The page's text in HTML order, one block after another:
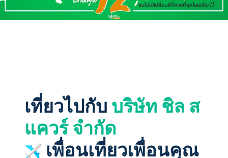
เที่ยวไปกับ บริษัท ชิล ส
แควร์ จำกัด
เพื่อนเที่ยวเพื่อนคุณ